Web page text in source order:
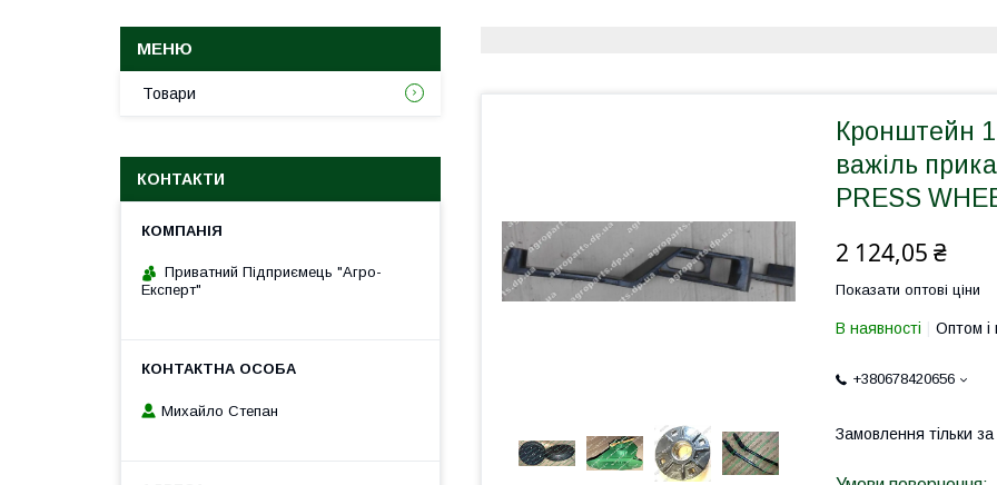
Кронштейн
важіль
PRESS
2 124,05 ₴
Показати оптові ціни
В наявності Оптом і
+380678420656
Замовлення тільки
Товари
КОНТАКТИ
Приватний Підприємець "Агро-
Експерт"
Михайло Степан